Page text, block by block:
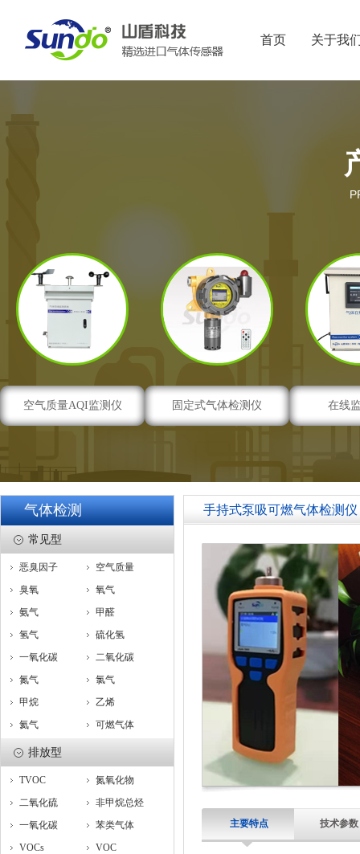
首页 关于我
空气质量AQI监测仪 固定式气体检测仪 在线
气体检测
常见型
恶臭因子
空气质量
臭氧
氧气
氨气
甲醛
氢气
硫化氢
一氧化碳
二氧化碳
氮气
氯气
甲烷
乙烯
氦气
可燃气体
排放型
TVOC
氮氧化物
二氧化硫
非甲烷总烃
一氧化碳
苯类气体
VOCs
VOC
手持式泵吸可燃气体检测仪
主要特点 技术参数